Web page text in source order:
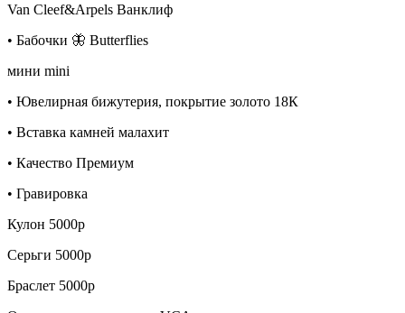
Van Cleef&Arpels Ванклиф
• Бабочки 🦋 Butterflies
мини mini
• Ювелирная бижутерия, покрытие золото 18К
• Вставка камней малахит
• Качество Премиум
• Гравировка
Кулон 5000р
Серьги 5000р
Браслет 5000р